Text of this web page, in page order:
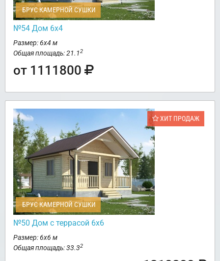
БРУС КАМЕРНОЙ СУШКИ
№54 Дом 6х4
Размер: 6х4 м
Общая площадь: 21.12
от 1111800
ХИТ ПРОДАЖ
БРУС КАМЕРНОЙ СУШКИ
№50 Дом с террасой 6х6
Размер: 6х6 м
Общая площадь: 33.32